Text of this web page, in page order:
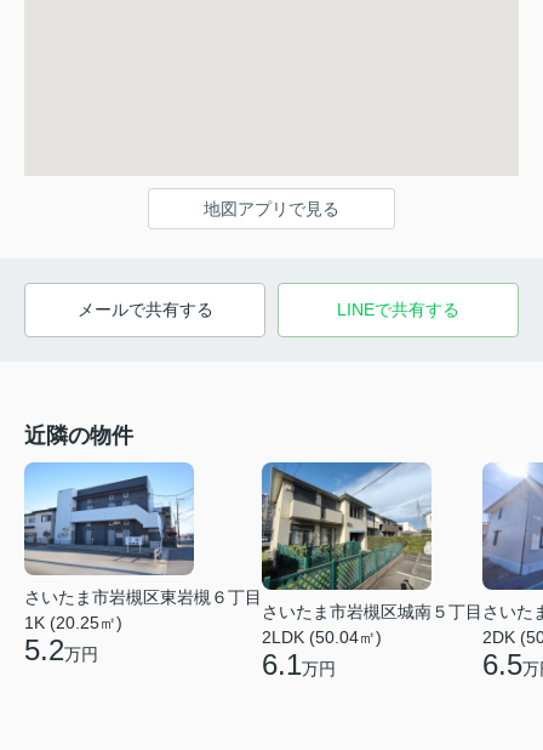
地図アプリで見る
メールで共有する LINEで共有する
近隣の物件
さいたま市岩槻区東岩槻６丁目
1K (20.25㎡)
5.2万円
さいたま市岩槻区城南５丁目
2LDK (50.04㎡)
6.1万円
さいた
2DK
6.5万